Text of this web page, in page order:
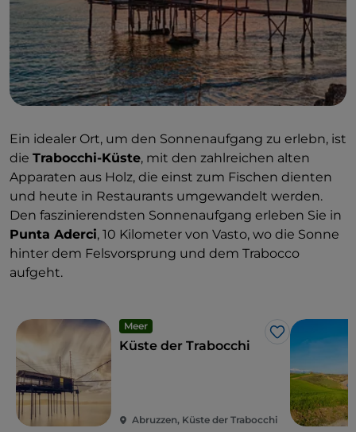
Ein idealer Ort, um den Sonnenaufgang zu erlebn, ist
die Trabocchi-Küste, mit den zahlreichen alten
Apparaten aus Holz, die einst zum Fischen dienten
und heute in Restaurants umgewandelt werden.
Den faszinierendsten Sonnenaufgang erleben Sie in
Punta Aderci, 10 Kilometer von Vasto, wo die Sonne
hinter dem Felsvorsprung und dem Trabocco
aufgeht.
Meer
Like
Küste der Trabocchi
Abruzzen, Küste der Trabocchi